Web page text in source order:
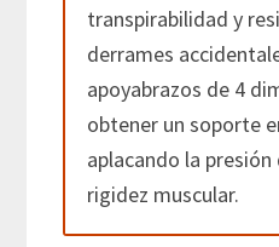
transpirabilidad y
derrames
apoyabrazos de 4
obtener un soporte
aplacando la presión
rigidez muscular.